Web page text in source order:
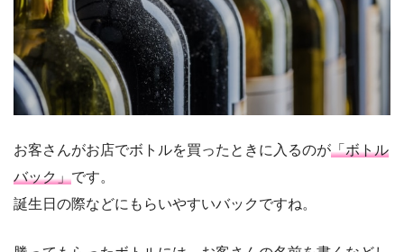
お客さんがお店でボトルを買ったときに入るのが「ボトル
バック」です。
誕生日の際などにもらいやすいバックですね。